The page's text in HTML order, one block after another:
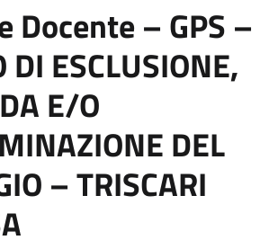
Docente – GPS –
DI ESCLUSIONE,
E/O
DEL
– TRISCARI